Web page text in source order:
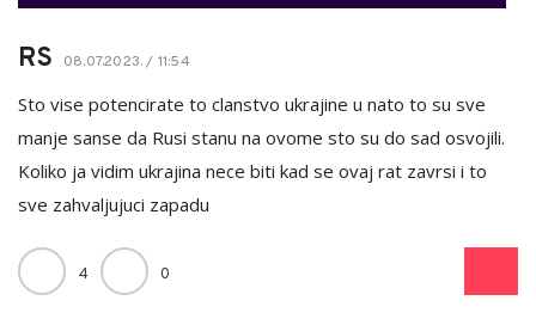
RS 08.07.2023. / 11:54
Sto vise potencirate to clanstvo ukrajine u nato to su sve
manje sanse da Rusi stanu na ovome sto su do sad osvojili.
Koliko ja vidim ukrajina nece biti kad se ovaj rat zavrsi i to
sve zahvaljujuci zapadu
4 0